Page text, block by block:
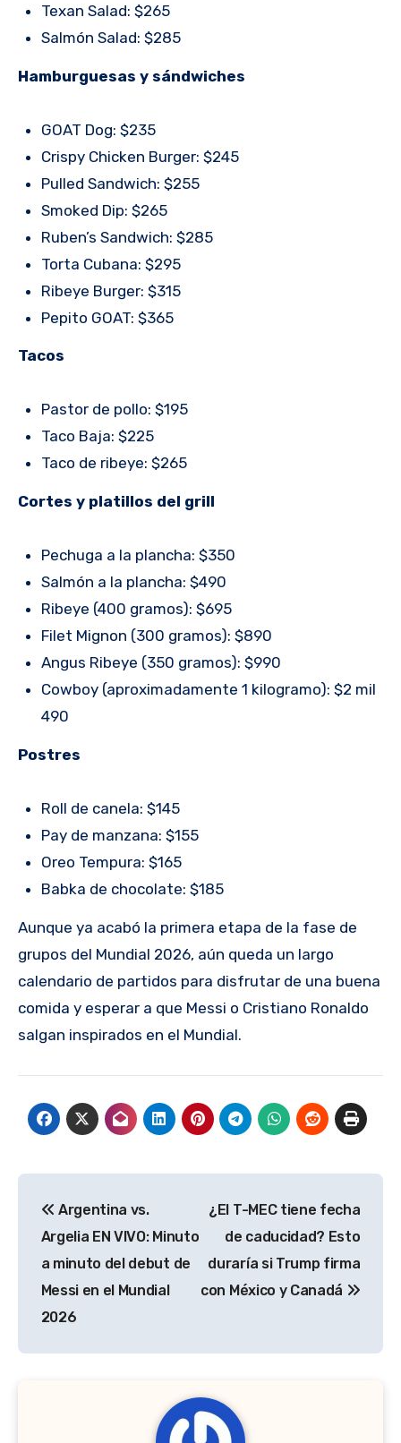
Texan Salad: $265
Salmón Salad: $285
Hamburguesas y sándwiches
GOAT Dog: $235
Crispy Chicken Burger: $245
Pulled Sandwich: $255
Smoked Dip: $265
Ruben’s Sandwich: $285
Torta Cubana: $295
Ribeye Burger: $315
Pepito GOAT: $365
Tacos
Pastor de pollo: $195
Taco Baja: $225
Taco de ribeye: $265
Cortes y platillos del grill
Pechuga a la plancha: $350
Salmón a la plancha: $490
Ribeye (400 gramos): $695
Filet Mignon (300 gramos): $890
Angus Ribeye (350 gramos): $990
Cowboy (aproximadamente 1 kilogramo): $2 mil
490
Postres
Roll de canela: $145
Pay de manzana: $155
Oreo Tempura: $165
Babka de chocolate: $185
Aunque ya acabó la primera etapa de la fase de
grupos del Mundial 2026, aún queda un largo
calendario de partidos para disfrutar de una buena
comida y esperar a que Messi o Cristiano Ronaldo
salgan inspirados en el Mundial.
de
entradas
Argentina vs.
Argelia EN VIVO: Minuto
a minuto del debut de
Messi en el Mundial
2026
¿El T-MEC tiene fecha
de caducidad? Esto
duraría si Trump firma
con México y Canadá